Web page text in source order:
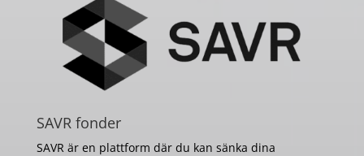
SAVR fonder
SAVR är en plattform där du kan sänka dina